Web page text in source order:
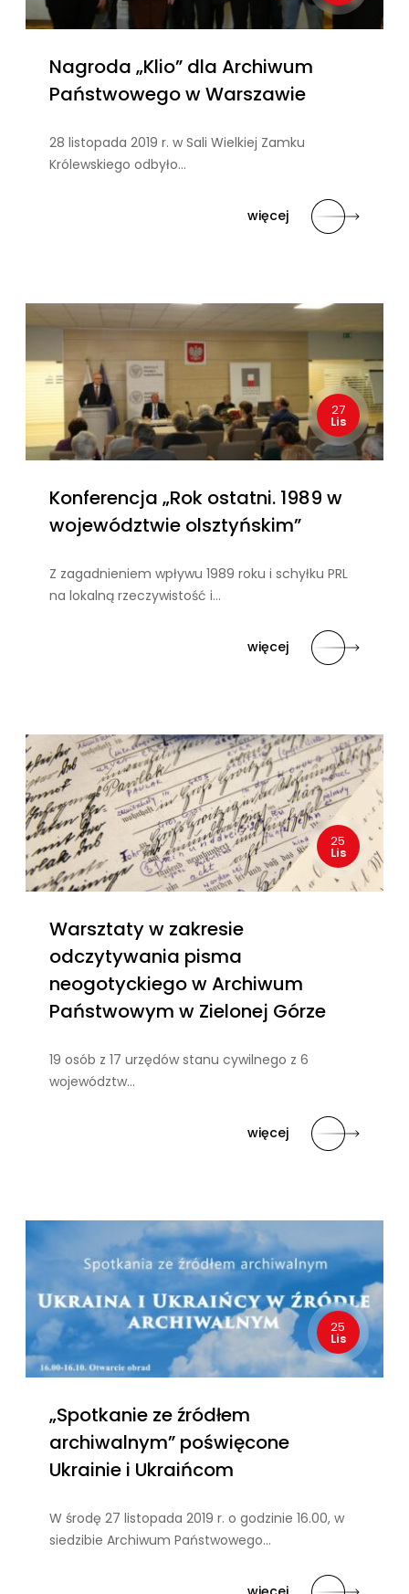
Nagroda „Klio” dla Archiwum
Państwowego w Warszawie
28 listopada 2019 r. w Sali Wielkiej Zamku
Królewskiego odbyło…
więcej
27
Lis
Konferencja „Rok ostatni. 1989 w
województwie olsztyńskim”
Z zagadnieniem wpływu 1989 roku i schyłku PRL
na lokalną rzeczywistość i…
więcej
25
Lis
Warsztaty w zakresie
odczytywania pisma
neogotyckiego w Archiwum
Państwowym w Zielonej Górze
19 osób z 17 urzędów stanu cywilnego z 6
województw…
więcej
25
Lis
„Spotkanie ze źródłem
archiwalnym” poświęcone
Ukrainie i Ukraińcom
W środę 27 listopada 2019 r. o godzinie 16.00, w
siedzibie Archiwum Państwowego…